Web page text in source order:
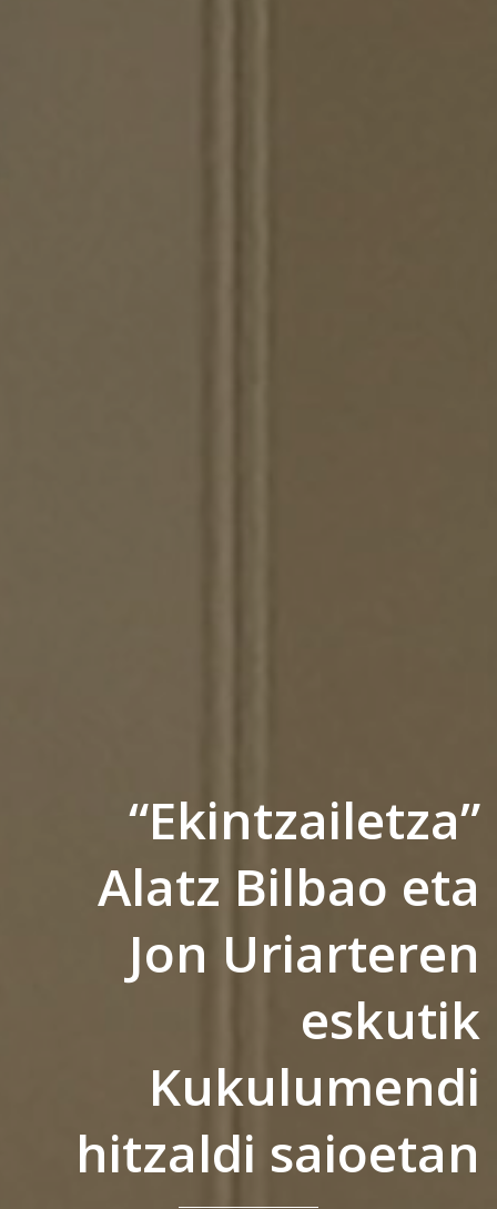
“Ekintzailetza”
Alatz Bilbao eta
Jon Uriarteren
eskutik
Kukulumendi
hitzaldi saioetan